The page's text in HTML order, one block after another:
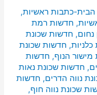
כתבות ראשיות,
,חדשות רמת
נחום,חדשות שכונת
,חדשות שכונת
הנוף,חדשות
,חדשות שכונת נאות
נווה הדרים,חדשות
שכונת נווה חוף,